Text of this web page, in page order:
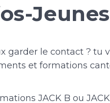
garder le contact ? tu
et formations
JACK B ou